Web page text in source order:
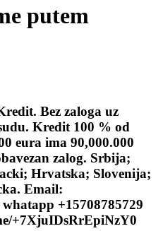
putem
Bez zaloga uz
Kredit 100 % od
eura ima 90,000.000
zalog. Srbija;
Hrvatska; Slovenija;
Email:
+15708785729
+7XjuIDsRrEpiNzY0